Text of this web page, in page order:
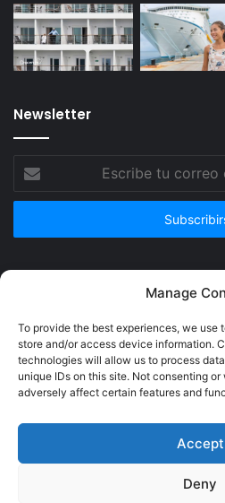
Manage
To provide the best experiences, we
store and/or access device information.
technologies will allow us to process
unique IDs on this site. Not consenting
adversely affect certain features and
Accept
Deny
Newsletter
correo
© Copyright 2026, Todos los